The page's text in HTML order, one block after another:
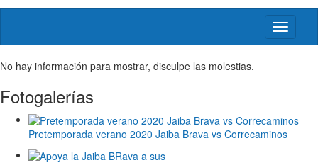
Activar/
menú
No hay información para mostrar, disculpe las molestias.
Fotogalerías
Pretemporada verano 2020 Jaiba Brava vs Correcaminos